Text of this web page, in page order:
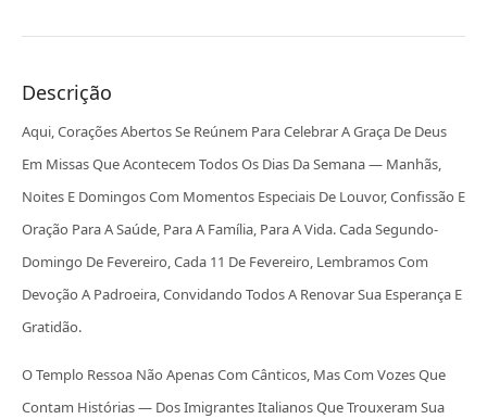
Descrição
Aqui, Corações Abertos Se Reúnem Para Celebrar A Graça De Deus
Em Missas Que Acontecem Todos Os Dias Da Semana — Manhãs,
Noites E Domingos Com Momentos Especiais De Louvor, Confissão E
Oração Para A Saúde, Para A Família, Para A Vida. Cada Segundo-
Domingo De Fevereiro, Cada 11 De Fevereiro, Lembramos Com
Devoção A Padroeira, Convidando Todos A Renovar Sua Esperança E
Gratidão.
O Templo Ressoa Não Apenas Com Cânticos, Mas Com Vozes Que
Contam Histórias — Dos Imigrantes Italianos Que Trouxeram Sua